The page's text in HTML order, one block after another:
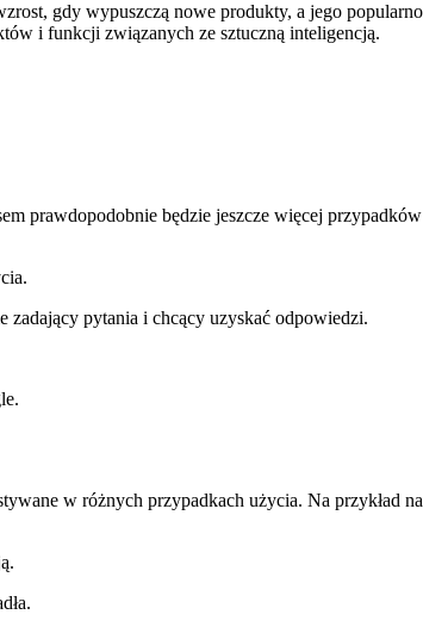
gdy wypuszczą nowe produkty, a jego
i funkcji związanych ze sztuczną inteligencją.
prawdopodobnie będzie jeszcze więcej
zadający pytania i chcący uzyskać odpowiedzi.
w różnych przypadkach użycia. Na przykład